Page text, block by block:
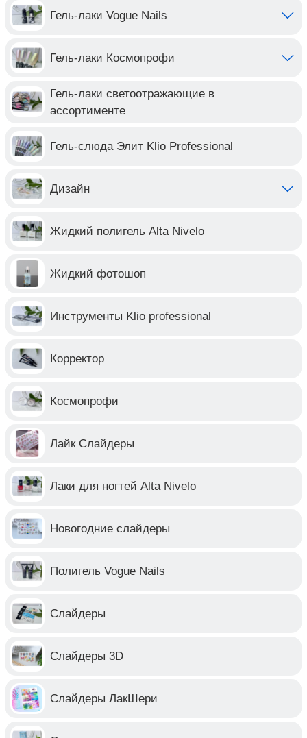
Гель-лаки Vogue Nails
Гель-лаки Космопрофи
Гель-лаки светоотражающие в
ассортименте
Гель-слюда Элит Klio Professional
Дизайн
Жидкий полигель Alta Nivelo
Жидкий фотошоп
Инструменты Klio professional
Корректор
Космопрофи
Лайк Слайдеры
Лаки для ногтей Alta Nivelo
Новогодние слайдеры
Полигель Vogue Nails
Слайдеры
Слайдеры 3D
Слайдеры ЛакШери